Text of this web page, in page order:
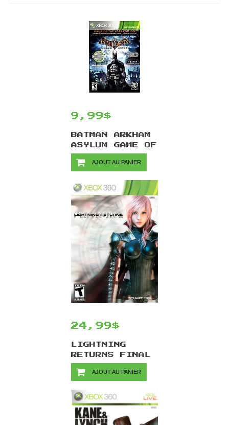
9,99$
BATMAN ARKHAM
ASYLUM GAME OF
THE YEAR
EDITION/XBOX
AJOUT AU PANIER
24,99$
LIGHTNING
RETURNS FINAL
FANTASY
XIII/XBOX 360
AJOUT AU PANIER